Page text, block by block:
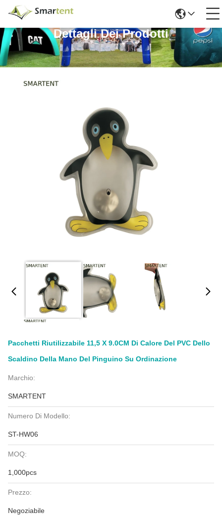
Dettagli Dei Prodotti
Pacchetti Riutilizzabile 11,5 X 9.0CM Di Calore Del PVC Dello
Scaldino Della Mano Del Pinguino Su Ordinazione
Marchio:
SMARTENT
Numero Di Modello:
ST-HW06
MOQ:
1,000pcs
Prezzo:
Negoziabile